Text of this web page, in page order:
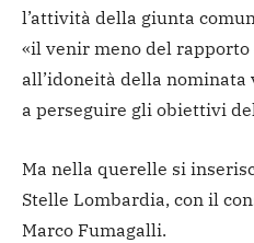
l’attività della giunta
«il venir meno del
all’idoneità della nominata
a perseguire gli obiettivi
Ma nella querelle si
Stelle Lombardia, con il
Marco Fumagalli.